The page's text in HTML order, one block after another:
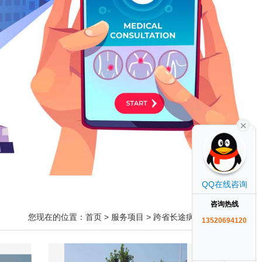
您现在的位置： 首页 > 服务项目 > 跨省长途病人
QQ在线咨询
咨询热线
13520694120